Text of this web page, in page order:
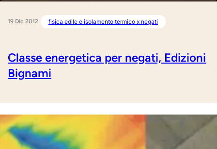
19 Dic 2012 fisica edile e isolamento termico x negati
Classe energetica per negati, Edizioni
Bignami